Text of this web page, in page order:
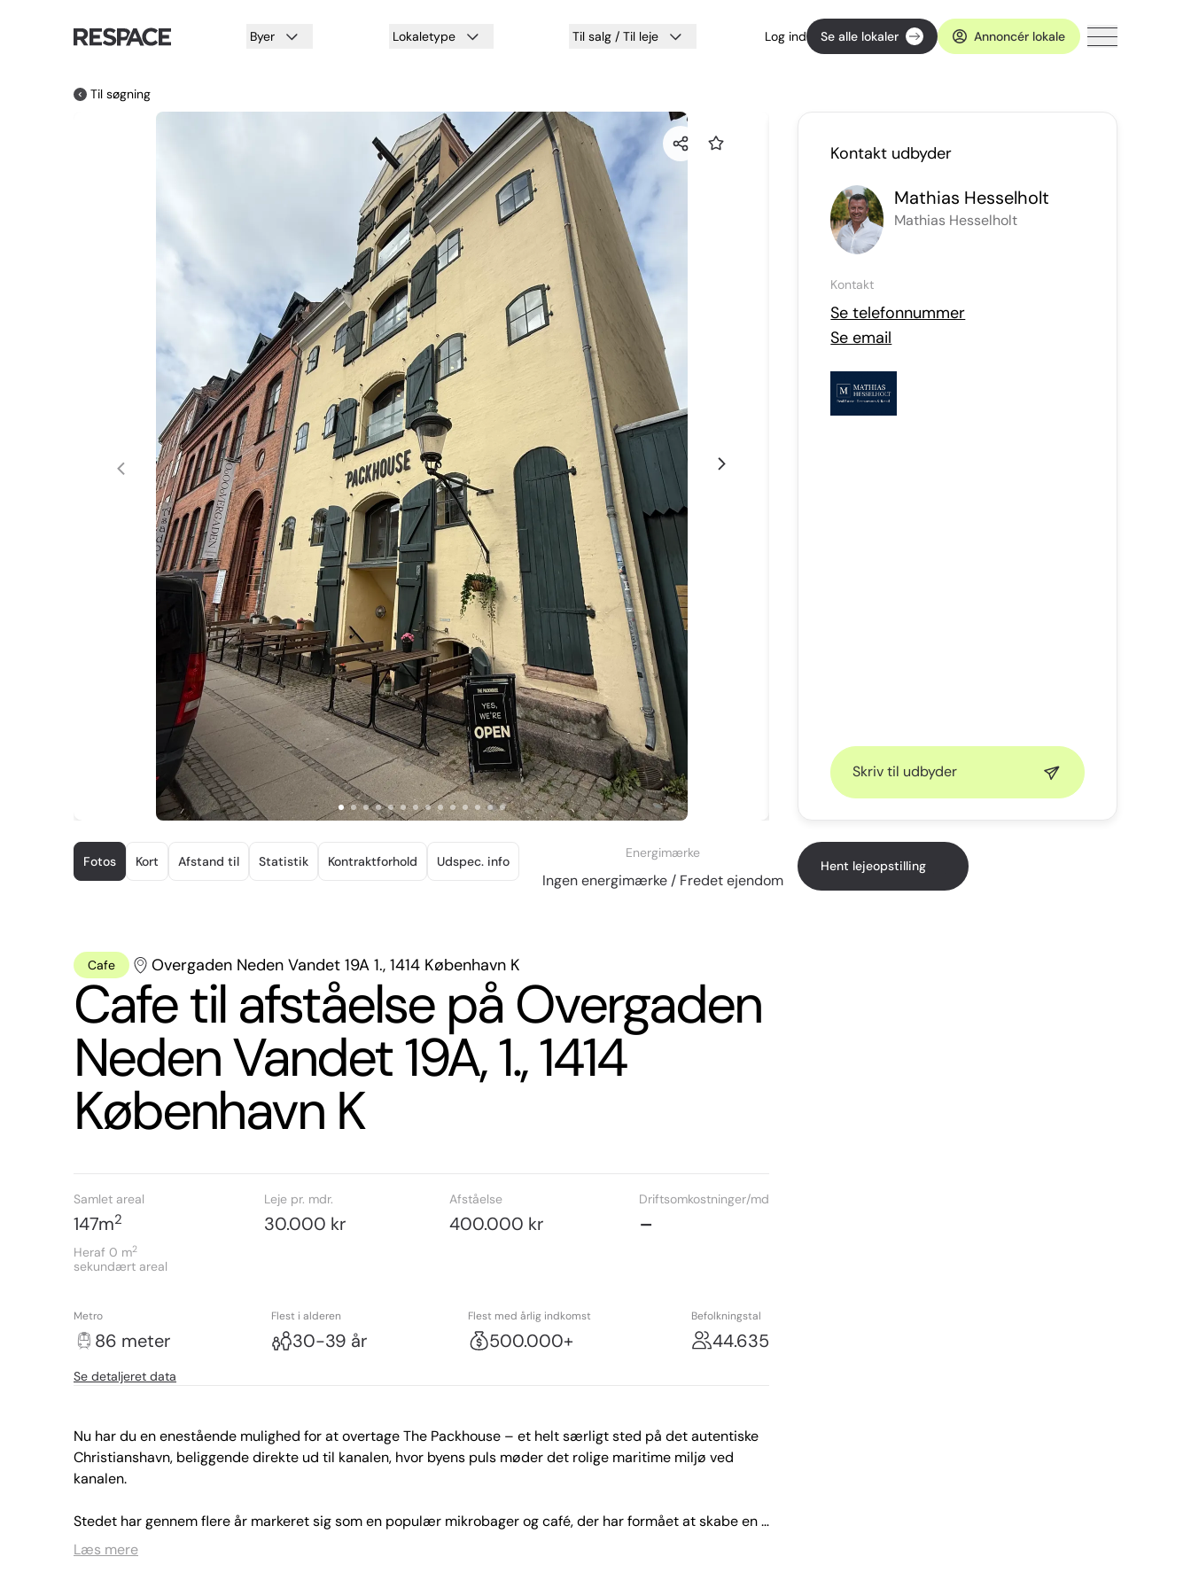
Byer Lokaletype Til salg / Til leje Log ind Se alle lokaler Annoncér lokale
Til søgning
1
of
Fotos Kort Afstand til Statistik Kontraktforhold Udspec. info
Energimærke
Ingen energimærke / Fredet ejendom
Cafe Overgaden Neden Vandet 19A 1., 1414 København K
Cafe til afståelse på Overgaden
Neden Vandet 19A, 1., 1414
København K
Samlet areal
147m2
Heraf 0 m2
sekundært areal
Leje pr. mdr.
30.000 kr
Afståelse
400.000 kr
Driftsomkostninger/md
-
Metro
86 meter
Flest i alderen
30-39 år
Flest med årlig indkomst
500.000+
Befolkningstal
44.635
Se detaljeret data
Nu har du en enestående mulighed for at overtage The Packhouse – et helt særligt sted på det autentiske
Christianshavn, beliggende direkte ud til kanalen, hvor byens puls møder det rolige maritime miljø ved
kanalen.
Stedet har gennem flere år markeret sig som en populær mikrobager og café, der har formået at skabe en
helt unik kombination af håndværk, kvalitet og atmosfære. Med en placering i et charmerende, historisk
Læs mere
Kontakt udbyder
Mathias Hesselholt
Mathias Hesselholt
Kontakt
Se telefonnummer
Se email
Skriv til udbyder
Hent lejeopstilling